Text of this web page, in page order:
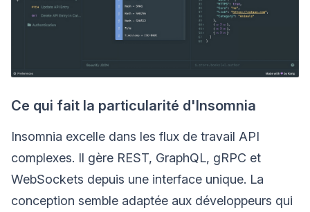
Ce qui fait la particularité d'Insomnia
Insomnia excelle dans les flux de travail API
complexes. Il gère REST, GraphQL, gRPC et
WebSockets depuis une interface unique. La
conception semble adaptée aux développeurs qui